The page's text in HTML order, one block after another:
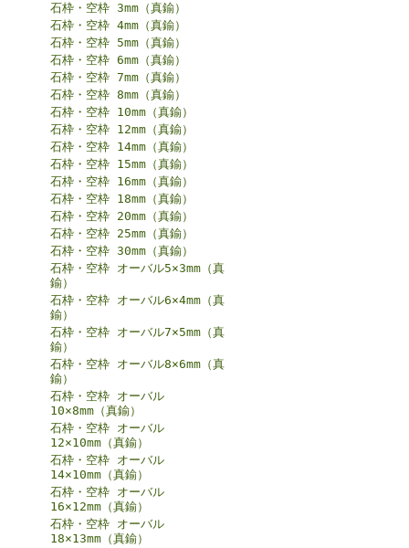
石枠・空枠 3mm（真鍮）
石枠・空枠 4mm（真鍮）
石枠・空枠 5mm（真鍮）
石枠・空枠 6mm（真鍮）
石枠・空枠 7mm（真鍮）
石枠・空枠 8mm（真鍮）
石枠・空枠 10mm（真鍮）
石枠・空枠 12mm（真鍮）
石枠・空枠 14mm（真鍮）
石枠・空枠 15mm（真鍮）
石枠・空枠 16mm（真鍮）
石枠・空枠 18mm（真鍮）
石枠・空枠 20mm（真鍮）
石枠・空枠 25mm（真鍮）
石枠・空枠 30mm（真鍮）
石枠・空枠 オーバル5×3mm（真
鍮）
石枠・空枠 オーバル6×4mm（真
鍮）
石枠・空枠 オーバル7×5mm（真
鍮）
石枠・空枠 オーバル8×6mm（真
鍮）
石枠・空枠 オーバル
10×8mm（真鍮）
石枠・空枠 オーバル
12×10mm（真鍮）
石枠・空枠 オーバル
14×10mm（真鍮）
石枠・空枠 オーバル
16×12mm（真鍮）
石枠・空枠 オーバル
18×13mm（真鍮）